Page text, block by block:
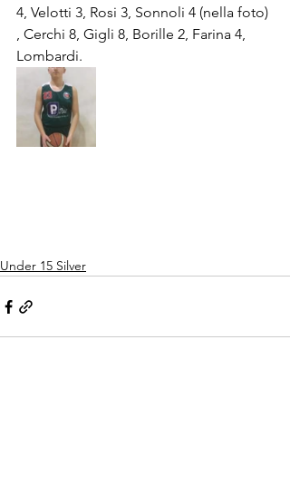
4, Velotti 3, Rosi 3, Sonnoli 4 (nella foto)
, Cerchi 8, Gigli 8, Borille 2, Farina 4,
Lombardi.
Under 15 Silver